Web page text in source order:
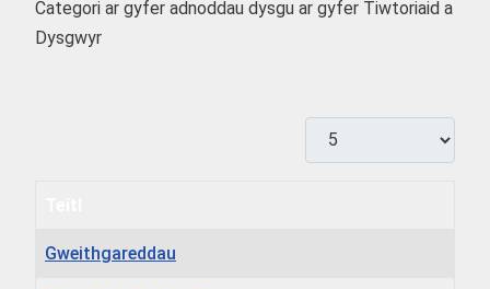
Categori ar gyfer adnoddau dysgu ar gyfer Tiwtoriaid a
Dysgwyr
Dangos #
Gweithgareddau